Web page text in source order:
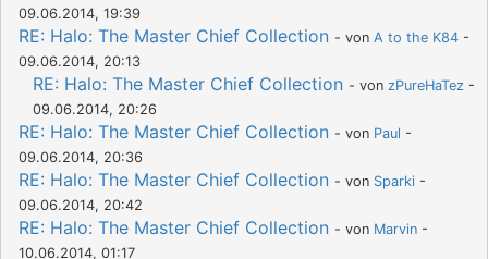
09.06.2014, 19:39
RE: Halo: The Master Chief Collection - von A to the K84 -
09.06.2014, 20:13
RE: Halo: The Master Chief Collection - von zPureHaTez -
09.06.2014, 20:26
RE: Halo: The Master Chief Collection - von Paul -
09.06.2014, 20:36
RE: Halo: The Master Chief Collection - von Sparki -
09.06.2014, 20:42
RE: Halo: The Master Chief Collection - von Marvin -
10.06.2014, 01:17